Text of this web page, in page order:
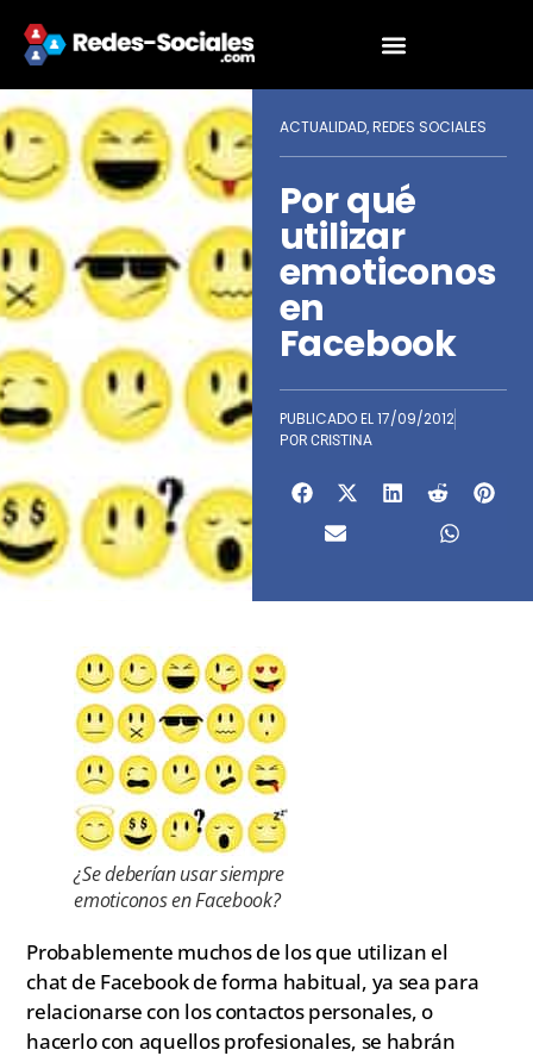
ACTUALIDAD, REDES SOCIALES
Por qué
utilizar
emoticonos
en
Facebook
PUBLICADO EL17/09/2012
POR CRISTINA
¿Se deberían usar siempre
emoticonos en Facebook?
Probablemente muchos de los que utilizan el
chat de Facebook de forma habitual, ya sea para
relacionarse con los contactos personales, o
hacerlo con aquellos profesionales, se habrán